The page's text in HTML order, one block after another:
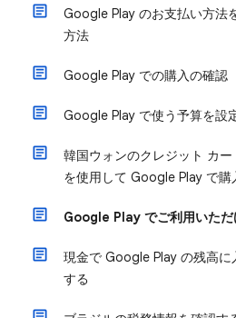
Google Play のお支払い方法
方法
Google Play での購入の確認
Google Play で使う予算を設
韓国ウォンのクレジット カ
を使用して Google Play で購
Google Play でご利用いただ
現金で Google Play の残高に
する